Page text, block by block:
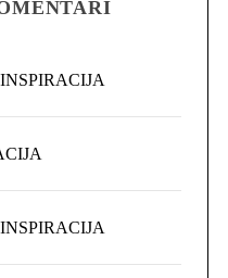
INSPIRACIJA
INSPIRACIJA